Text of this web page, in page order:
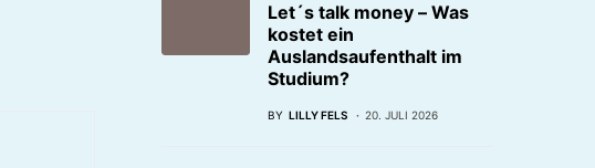
Let´s talk money – Was
kostet ein
Auslandsaufenthalt im
Studium?
BY LILLY FELS 20. JULI 2026